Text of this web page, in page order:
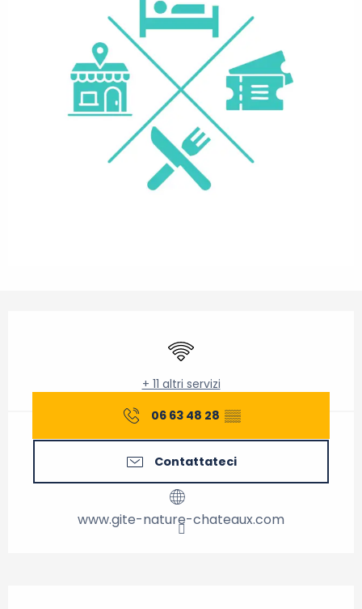
Wi-Fi
+ 11 altri servizi
06 63 48 28 ▒▒
Contattateci
www.gite-nature-chateaux.com